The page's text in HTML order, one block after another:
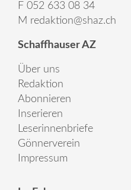
F 052 633 08 34
M redaktion@shaz.ch
Schaffhauser AZ
Über uns
Redaktion
Abonnieren
Inserieren
Leserinnenbriefe
Gönnerverein
Impressum